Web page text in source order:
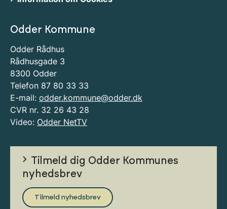
Odder Kommune
Odder Rådhus
Rådhusgade 3
8300 Odder
Telefon 87 80 33 33
E-mail: odder.kommune@odder.dk
CVR nr. 32 26 43 28
Video: Odder NetTV
Tilmeld dig Odder Kommunes
nyhedsbrev
Tilmeld nyhedsbrev